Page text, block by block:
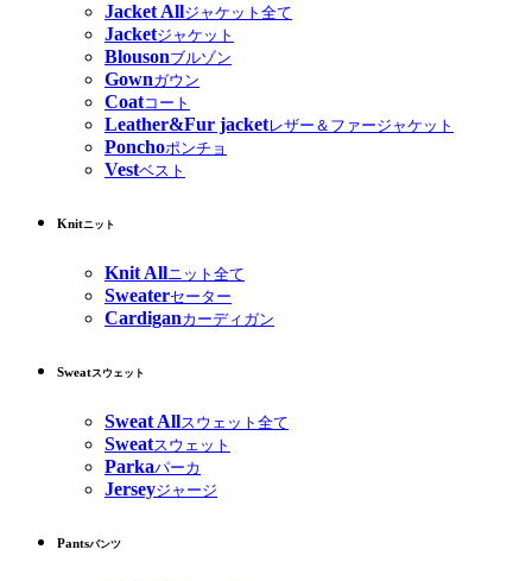
Jacket Allジャケット全て
Jacketジャケット
Blousonブルゾン
Gownガウン
Coatコート
Leather&Fur jacketレザー＆ファージャケット
Ponchoポンチョ
Vestベスト
Knitニット
Knit Allニット全て
Sweaterセーター
Cardiganカーディガン
Sweatスウェット
Sweat Allスウェット全て
Sweatスウェット
Parkaパーカ
Jerseyジャージ
Pantsパンツ